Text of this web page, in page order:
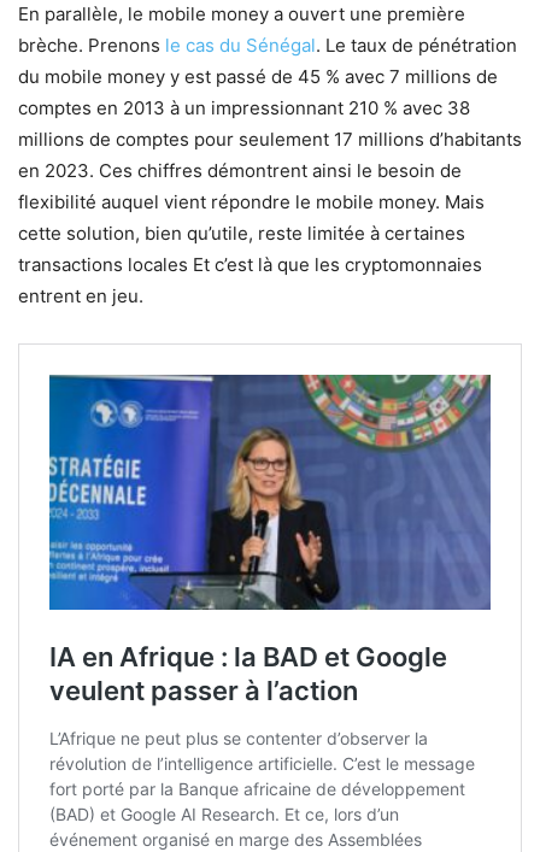
En parallèle, le mobile money a ouvert une première
brèche. Prenons le cas du Sénégal. Le taux de pénétration
du mobile money y est passé de 45 % avec 7 millions de
comptes en 2013 à un impressionnant 210 % avec 38
millions de comptes pour seulement 17 millions d’habitants
en 2023. Ces chiffres démontrent ainsi le besoin de
flexibilité auquel vient répondre le mobile money. Mais
cette solution, bien qu’utile, reste limitée à certaines
transactions locales Et c’est là que les cryptomonnaies
entrent en jeu.